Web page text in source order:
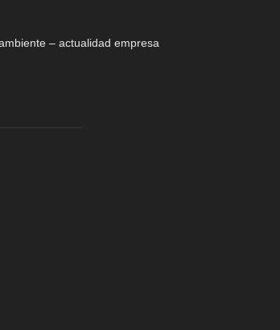
– actualidad empresa